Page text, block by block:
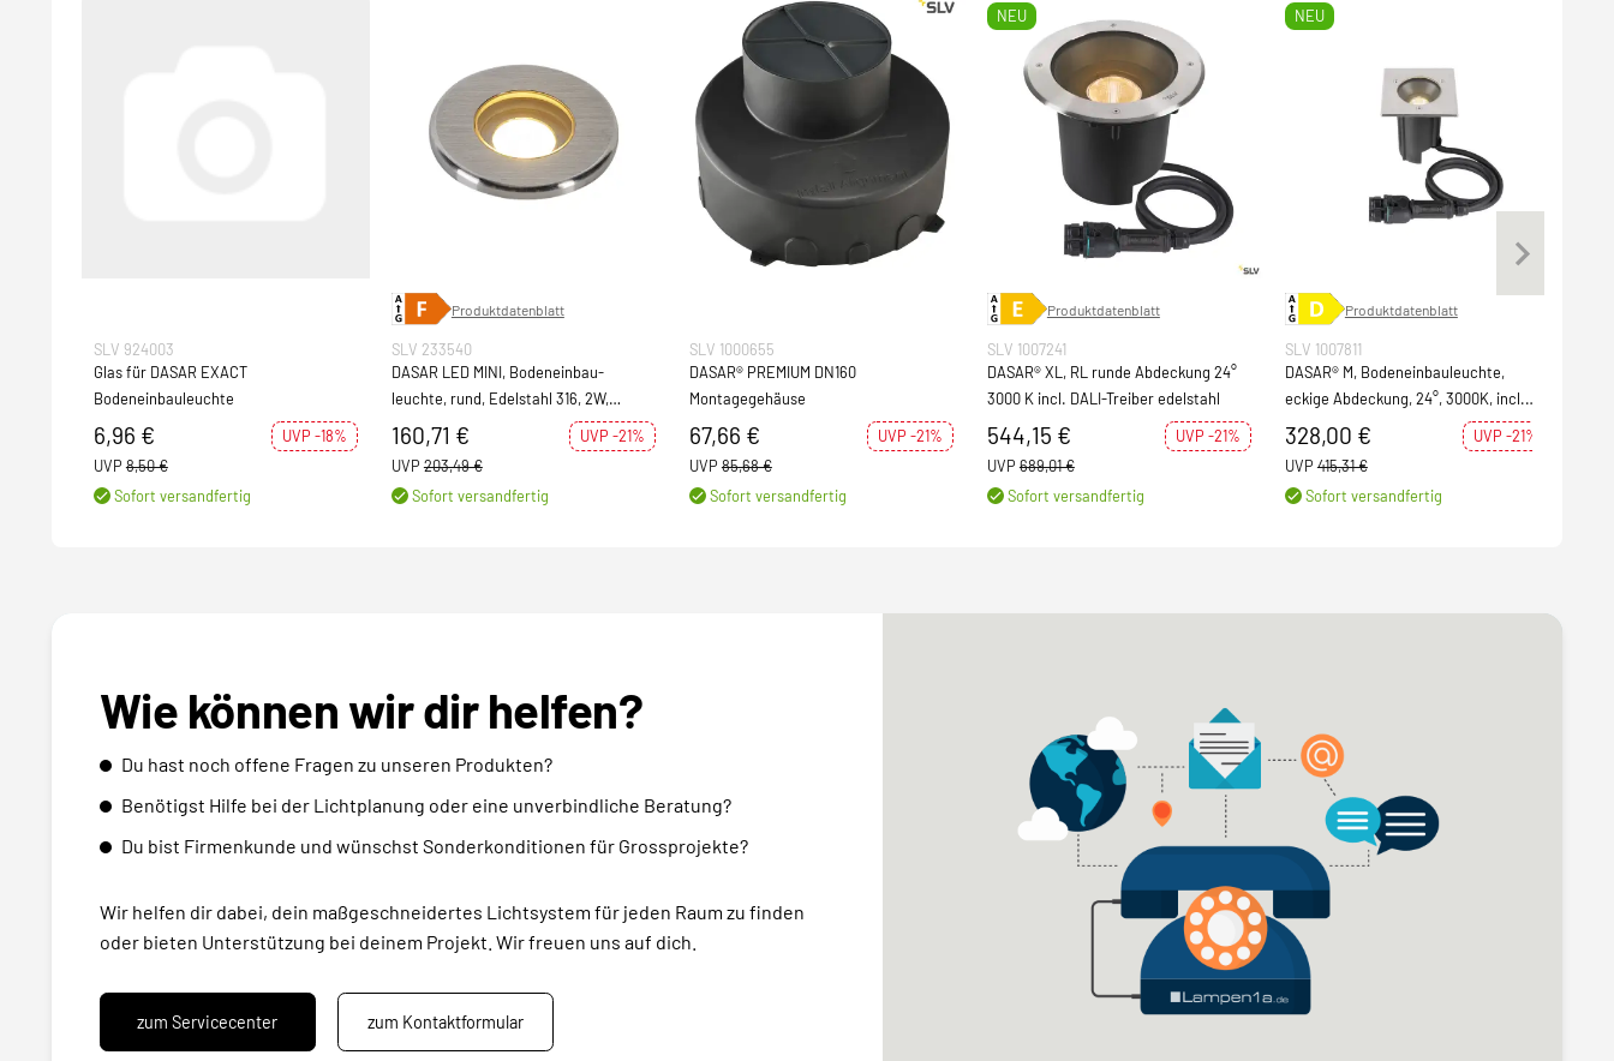
SLV 924003
Glas für DASAR EXACT
Bodeneinbauleuchte
6,96 €
UVP -18%
UVP 8,50 €
Sofort versandfertig
Produktdatenblatt
SLV 233540
DASAR LED MINI, Bodeneinbau-
leuchte, rund, Edelstahl 316, 2W,
3000K, 12-24V, IP67
160,71 €
UVP -21%
UVP 203,49 €
Sofort versandfertig
SLV 1000655
DASAR® PREMIUM DN160
Montagegehäuse
67,66 €
UVP -21%
UVP 85,68 €
Sofort versandfertig
NEU
Produktdatenblatt
SLV 1007241
DASAR® XL, RL runde Abdeckung 24°
3000 K incl. DALI-Treiber edelstahl
544,15 €
UVP -21%
UVP 689,01 €
Sofort versandfertig
NEU
Produktdatenblatt
SLV 1007811
DASAR® M, Bodeneinbauleuchte,
eckige Abdeckung, 24°, 3000K, incl.
DALI-Treiber, edelstahl
328,00 €
UVP -21%
UVP 415,31 €
Sofort versandfertig
Wie können wir dir helfen?
Du hast noch offene Fragen zu unseren Produkten?
Benötigst Hilfe bei der Lichtplanung oder eine unverbindliche Beratung?
Du bist Firmenkunde und wünschst Sonderkonditionen für Grossprojekte?
Wir helfen dir dabei, dein maßgeschneidertes Lichtsystem für jeden Raum zu finden
oder bieten Unterstützung bei deinem Projekt. Wir freuen uns auf dich.
zum Servicecenter zum Kontaktformular